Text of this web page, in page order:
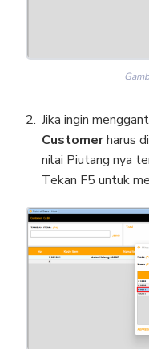
Jika ingin
Customerharus
nilai Piutang nya
Tekan F5 untuk